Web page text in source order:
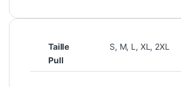
Taille
Pull
S, M, L, XL, 2XL